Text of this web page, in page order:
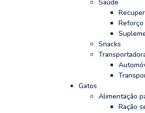
Saúde
Snacks
Gatos
Alimentação
Ração